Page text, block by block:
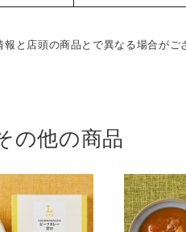
と店頭の商品とで異なる場合がご
の他の商品